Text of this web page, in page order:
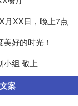
月XX日，晚上7点
好的时光！
小组 敬上
案